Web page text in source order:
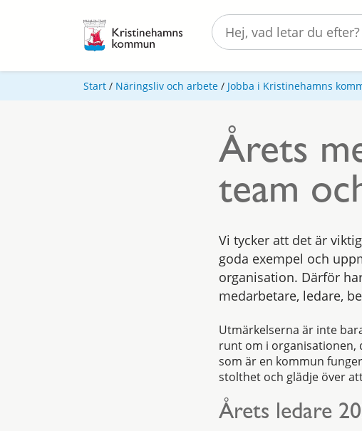
Start / Näringsliv och arbete / Jobba i Kristinehamns
Årets
team
Vi tycker att det är
goda exempel och
organisation. Därför
medarbetare, ledare,
Utmärkelserna är inte
runt om i organisationen,
som är en kommun
stolthet och glädje över
Årets ledare